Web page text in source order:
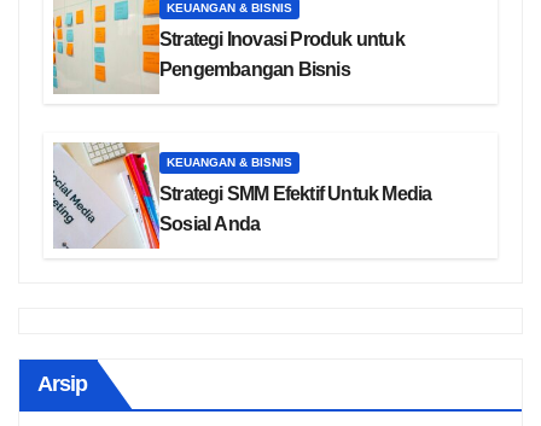
KEUANGAN & BISNIS
Strategi Inovasi Produk untuk
Pengembangan Bisnis
KEUANGAN & BISNIS
Strategi SMM Efektif Untuk Media
Sosial Anda
Arsip